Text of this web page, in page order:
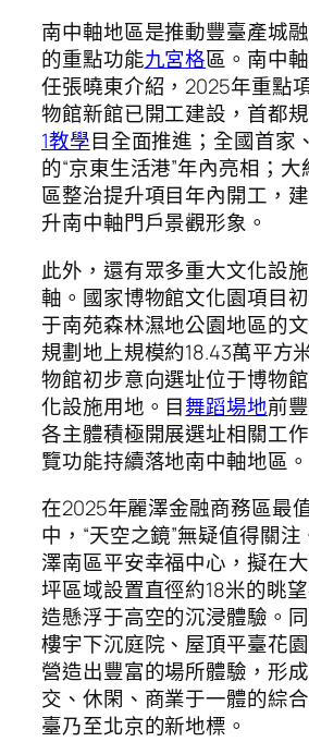
南中軸地區是推動豐臺產城
的重點功能九宮格區。南中
任張曉東介紹，2025年重點
物館新館已開工建設，首都
1教學目全面推進；全國首家
的“京東生活港”年內亮相；
區整治提升項目年內開工，
升南中軸門戶景觀形象。
此外，還有眾多重大文化設
軸。國家博物館文化園項目
于南苑森林濕地公園地區的
規劃地上規模約18.43萬平方
物館初步意向選址位于博物
化設施用地。目舞蹈場地前
各主體積極開展選址相關工
覽功能持續落地南中軸地區。
在2025年麗澤金融商務區最
中，“天空之鏡”無疑值得關
澤南區平安幸福中心，擬在
坪區域設置直徑約18米的眺
造懸浮于高空的沉浸體驗。
樓宇下沉庭院、屋頂平臺花
營造出豐富的場所體驗，形
交、休閑、商業于一體的綜
臺乃至北京的新地標。